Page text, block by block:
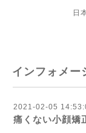
日
インフォメー
2021-02-05
痛くない小顔矯